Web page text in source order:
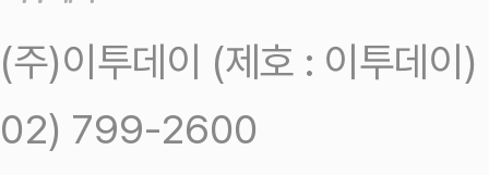
(주)이투데이 (제호 : 이투데
02) 799-2600